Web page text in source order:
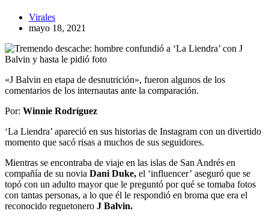
Virales
mayo 18, 2021
«J Balvin en etapa de desnutrición», fueron algunos de los
comentarios de los internautas ante la comparación.
Por: Winnie Rodríguez
‘La Liendra’ apareció en sus historias de Instagram con un divertido
momento que sacó risas a muchos de sus seguidores.
Mientras se encontraba de viaje en las islas de San Andrés en
compañía de su novia Dani Duke, el ‘influencer’ aseguró que se
topó con un adulto mayor que le preguntó por qué se tomaba fotos
con tantas personas, a lo que él le respondió en broma que era el
reconocido reguetonero J Balvin.